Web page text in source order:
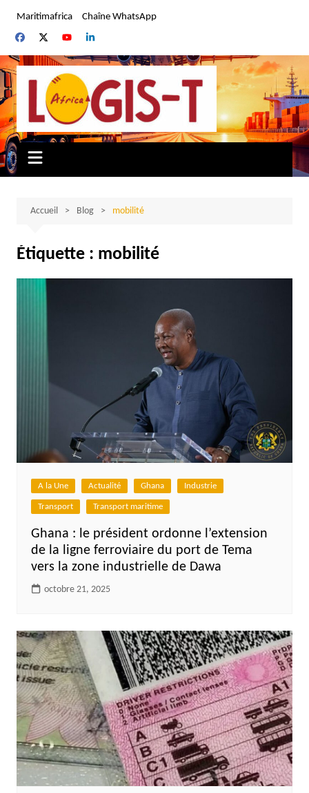
contenu
Maritimafrica Chaîne WhatsApp
Accueil Blog mobilité
Étiquette : mobilité
A la Une Actualité Ghana Industrie
Transport Transport maritime
Ghana : le président ordonne l’extension
de la ligne ferroviaire du port de Tema
vers la zone industrielle de Dawa
octobre 21, 2025